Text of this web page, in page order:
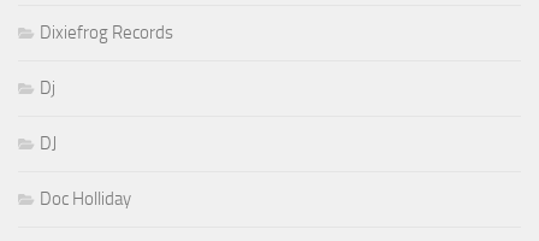
Dixiefrog Records
Dj
DJ
Doc Holliday